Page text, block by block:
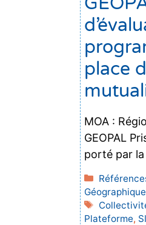
place
MOA :
GEOPAL
porté par
Étiquettes
Plateforme,